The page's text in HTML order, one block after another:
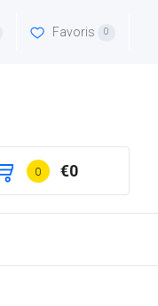
Favoris 0
0 €0